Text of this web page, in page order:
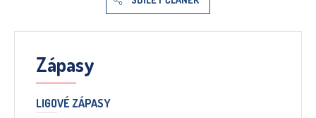
Zápasy
LIGOVÉ ZÁPASY